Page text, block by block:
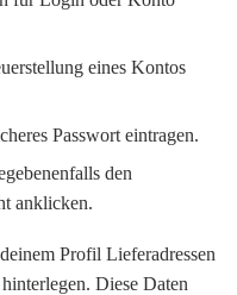
eines Kontos
Passwort eintragen.
den
anklicken.
Profil Lieferadressen
Diese Daten